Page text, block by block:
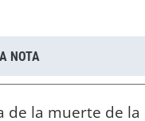
NOTA
de la muerte de